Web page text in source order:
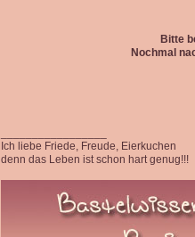
Bitte
Nochmal
Ich liebe Friede, Freude, Eierkuchen
denn das Leben ist schon hart genug!!!